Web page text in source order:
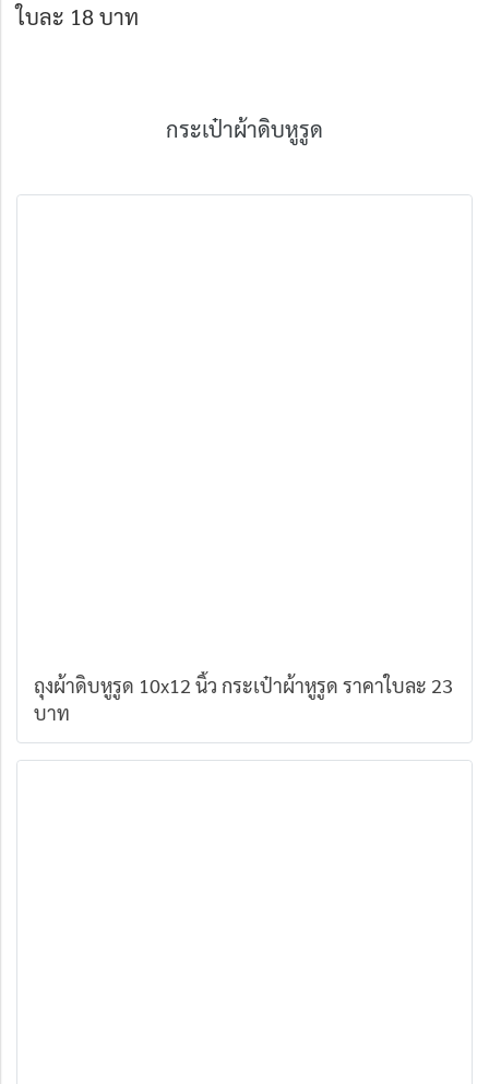
ใบละ 18 บาท
กระเป๋าผ้าดิบหูรูด
ถุงผ้าดิบหูรูด 10x12 นิ้ว กระเป๋าผ้าหูรูด ราคาใบละ 23
บาท